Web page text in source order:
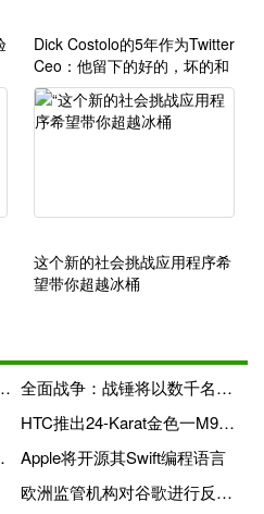
Dick Costolo的5年作为Twitter
Ceo：他留下的好的，坏的和
丑陋的混乱
这个新的社会挑战应用程序希
望带你超越冰桶
7或8.1升级的升级
全面战争：战锤将以数千名士兵提供巨型战斗
HTC推出24-Karat金色一M9使用用iPhone拍摄的照片
机劫持
Apple将开源其Swift编程语言
欧洲监管机构对谷歌进行反托拉斯案件的要求